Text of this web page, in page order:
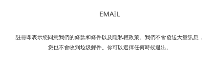
EMAIL
註冊即表示您同意我們的條款和條件以及隱私權政策。我們不會發送大量訊息，
您也不會收到垃圾郵件。你可以選擇任何時候退出。